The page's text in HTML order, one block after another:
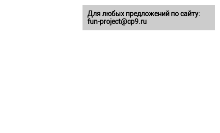
Для любых предложений по сайту:
fun-project@cp9.ru